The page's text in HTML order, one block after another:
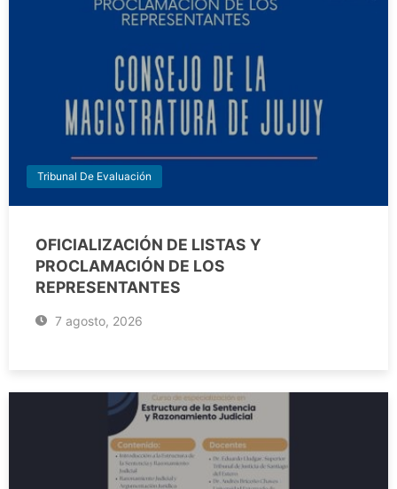
Tribunal De Evaluación
OFICIALIZACIÓN DE LISTAS Y
PROCLAMACIÓN DE LOS
REPRESENTANTES
7 agosto, 2026